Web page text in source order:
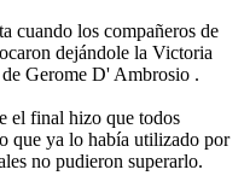
cuando los compañeros de
dejándole la Victoria
Gerome D' Ambrosio .
el final hizo que todos
que ya lo había utilizado por
no pudieron superarlo.